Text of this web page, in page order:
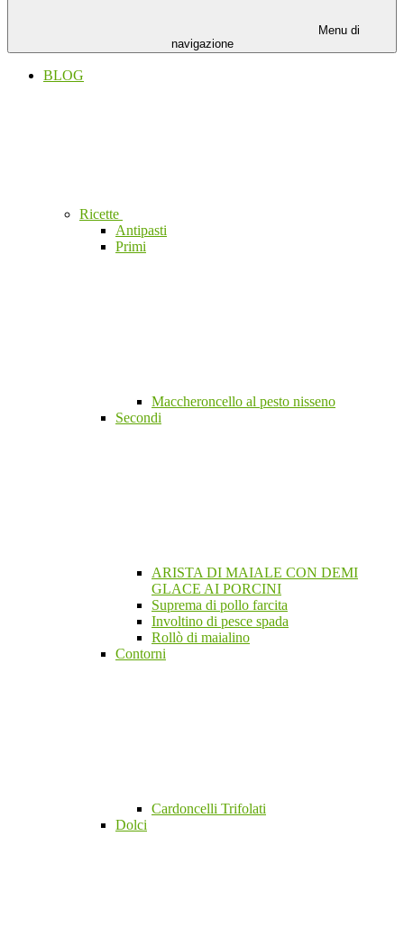
Menu di
navigazione
BLOG
Ricette
Antipasti
Primi
Maccheroncello al pesto nisseno
Secondi
ARISTA DI MAIALE CON DEMI
GLACE AI PORCINI
Suprema di pollo farcita
Involtino di pesce spada
Rollò di maialino
Contorni
Cardoncelli Trifolati
Dolci